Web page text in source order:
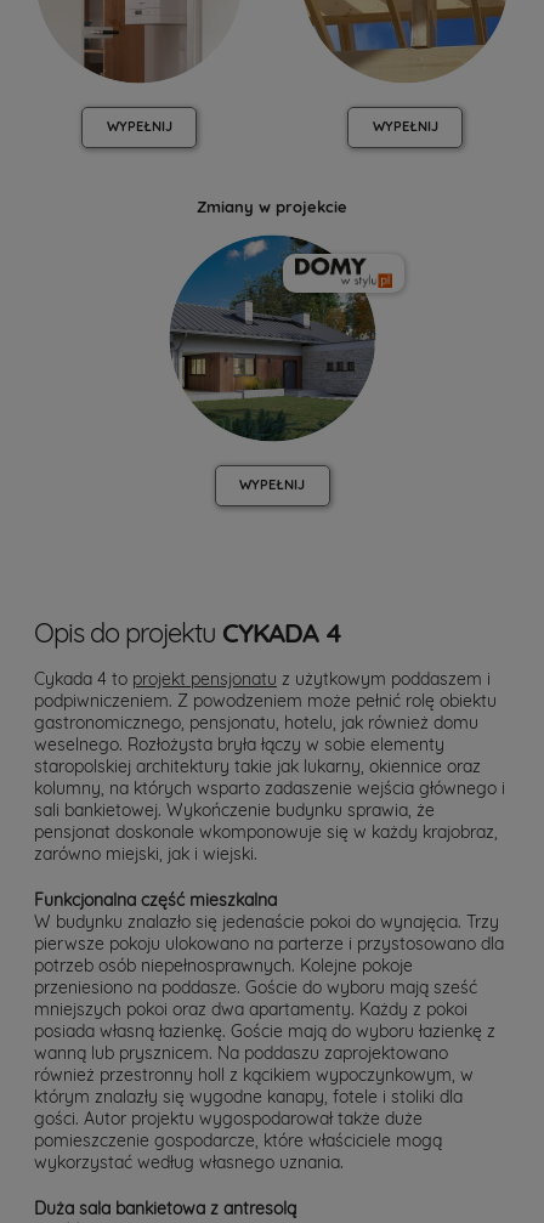
WYPEŁNIJ WYPEŁNIJ
Zmiany w projekcie
WYPEŁNIJ
Opis do projektu CYKADA 4
Cykada 4 to projekt pensjonatu z użytkowym poddaszem i
podpiwniczeniem. Z powodzeniem może pełnić rolę obiektu
gastronomicznego, pensjonatu, hotelu, jak również domu
weselnego. Rozłożysta bryła łączy w sobie elementy
staropolskiej architektury takie jak lukarny, okiennice oraz
kolumny, na których wsparto zadaszenie wejścia głównego i
sali bankietowej. Wykończenie budynku sprawia, że
pensjonat doskonale wkomponowuje się w każdy krajobraz,
zarówno miejski, jak i wiejski.
Funkcjonalna część mieszkalna
W budynku znalazło się jedenaście pokoi do wynajęcia. Trzy
pierwsze pokoju ulokowano na parterze i przystosowano dla
potrzeb osób niepełnosprawnych. Kolejne pokoje
przeniesiono na poddasze. Goście do wyboru mają sześć
mniejszych pokoi oraz dwa apartamenty. Każdy z pokoi
posiada własną łazienkę. Goście mają do wyboru łazienkę z
wanną lub prysznicem. Na poddaszu zaprojektowano
również przestronny holl z kącikiem wypoczynkowym, w
którym znalazły się wygodne kanapy, fotele i stoliki dla
gości. Autor projektu wygospodarował także duże
pomieszczenie gospodarcze, które właściciele mogą
wykorzystać według własnego uznania.
Duża sala bankietowa z antresolą